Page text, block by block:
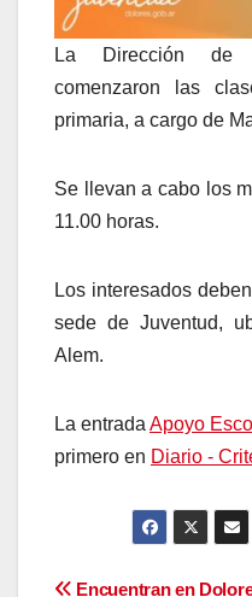
La Dirección de
comenzaron las
primaria, a cargo de
Se llevan a cabo los
11.00 horas.
Los interesados
sede de Juventud,
Alem.
La entrada Apoyo
primero en Diario -
Encuentran en